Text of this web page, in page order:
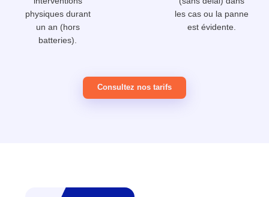
physiques durant
un an (hors
batteries).
les cas ou la panne
est évidente.
Consultez nos tarifs